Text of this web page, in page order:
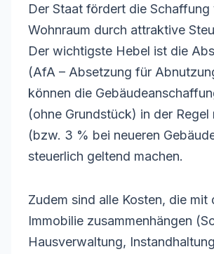
Der Staat fördert die Schaffung
Wohnraum durch attraktive
Der wichtigste Hebel ist die
(AfA – Absetzung für
können die
(ohne Grundstück) in der Regel
(bzw. 3 % bei neueren
steuerlich geltend machen.
Zudem sind alle Kosten, die mit
Immobilie zusammenhängen
Hausverwaltung,